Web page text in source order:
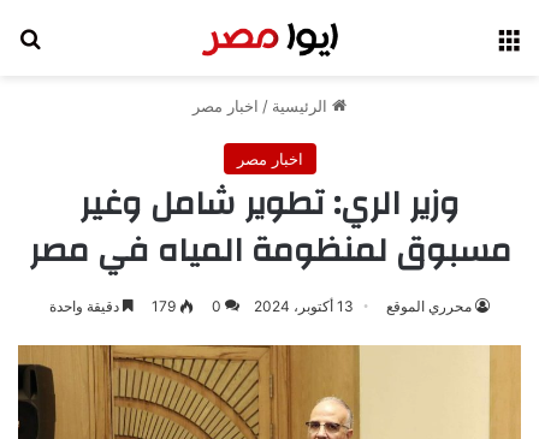
الرئيسية / اخبار مصر
اخبار مصر
وزير الري: تطوير شامل وغير
مسبوق لمنظومة المياه في مصر
محرري الموقع 13 أكتوبر، 2024 0
179 دقيقة واحدة